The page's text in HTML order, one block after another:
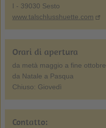
I - 39030 Sesto
www.talschlusshuette.com
Orari di apertura
da metà maggio a fine ottobre
da Natale a Pasqua
Chiuso: Giovedì
Contatto: